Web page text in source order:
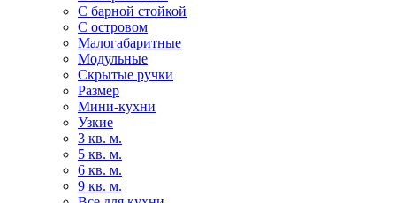
С барной стойкой
С островом
Малогабаритные
Модульные
Скрытые ручки
Размер
Мини-кухни
Узкие
3 кв. м.
5 кв. м.
6 кв. м.
9 кв. м.